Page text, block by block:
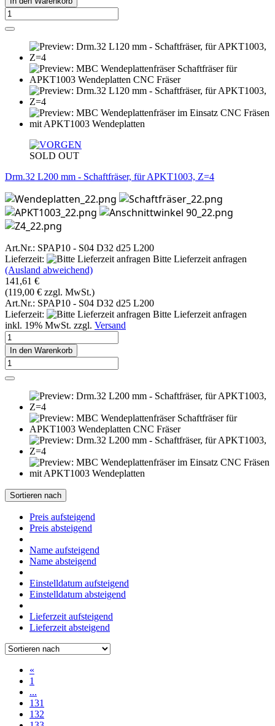
SOLD OUT
Drm.32 L200 mm - Schaftfräser, für APKT1003, Z=4
Art.Nr.: SPAP10 - S04 D32 d25 L200
Lieferzeit:
Bitte Lieferzeit anfragen
(Ausland abweichend)
141,61 €
(119,00 € zzgl. MwSt.)
Art.Nr.: SPAP10 - S04 D32 d25 L200
Lieferzeit:
Bitte Lieferzeit anfragen
inkl. 19% MwSt. zzgl. Versand
In den Warenkorb
Sortieren nach
Preis aufsteigend
Preis absteigend
Name aufsteigend
Name absteigend
Einstelldatum aufsteigend
Einstelldatum absteigend
Lieferzeit aufsteigend
Lieferzeit absteigend
«
1
...
131
132